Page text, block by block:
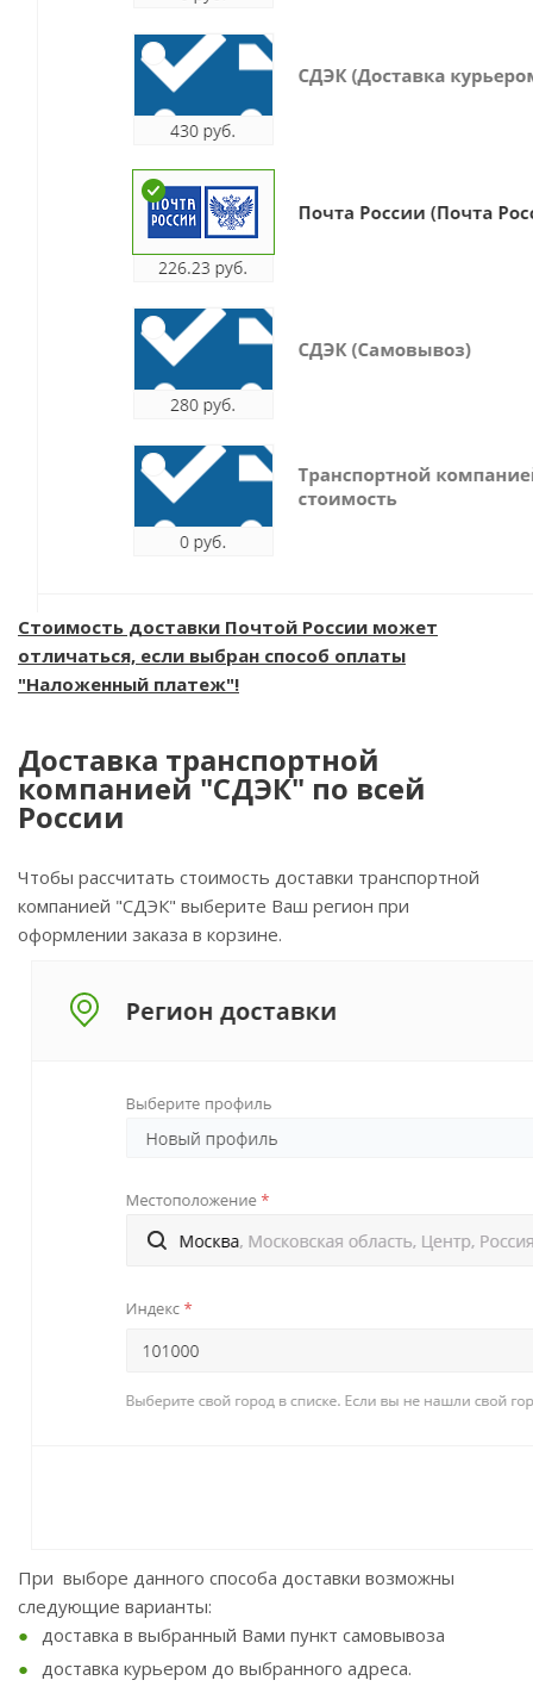
Стоимость доставки Почтой России может
отличаться, если выбран способ оплаты
"Наложенный платеж"!
Доставка транспортной
компанией "СДЭК" по всей
России
Чтобы рассчитать стоимость доставки транспортной
компанией "СДЭК" выберите Ваш регион при
оформлении заказа в корзине.
При выборе данного способа доставки возможны
следующие варианты:
доставка в выбранный Вами пункт самовывоза
доставка курьером до выбранного адреса.